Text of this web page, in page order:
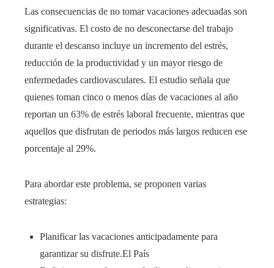
Las consecuencias de no tomar vacaciones adecuadas son
significativas. El costo de no desconectarse del trabajo
durante el descanso incluye un incremento del estrés,
reducción de la productividad y un mayor riesgo de
enfermedades cardiovasculares. El estudio señala que
quienes toman cinco o menos días de vacaciones al año
reportan un 63% de estrés laboral frecuente, mientras que
aquellos que disfrutan de periodos más largos reducen ese
porcentaje al 29%.​
Para abordar este problema, se proponen varias
estrategias:​
Planificar las vacaciones anticipadamente para
garantizar su disfrute.​El País